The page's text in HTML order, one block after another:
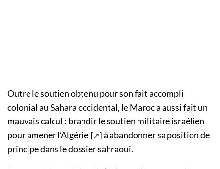
Outre le soutien obtenu pour son fait accompli
colonial au Sahara occidental, le Maroc a aussi fait un
mauvais calcul : brandir le soutien militaire israélien
pour amenerl’Algérie
à abandonner sa position de
principe dans le dossier sahraoui.